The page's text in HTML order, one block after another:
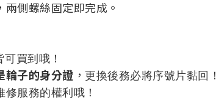
側螺絲固定即完成。
買到哦！
輪子的身分證 ， 更換後務必將序號片黏回！
服務的權利哦！